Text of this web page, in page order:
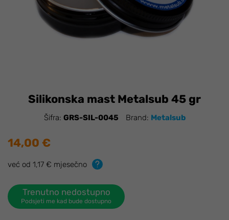
Silikonska mast Metalsub 45 gr
Šifra: GRS-SIL-0045 Brand: Metalsub
14,00 €
već od 1,17 € mjesečno
Trenutno nedostupno
Podsjeti me kad bude dostupno